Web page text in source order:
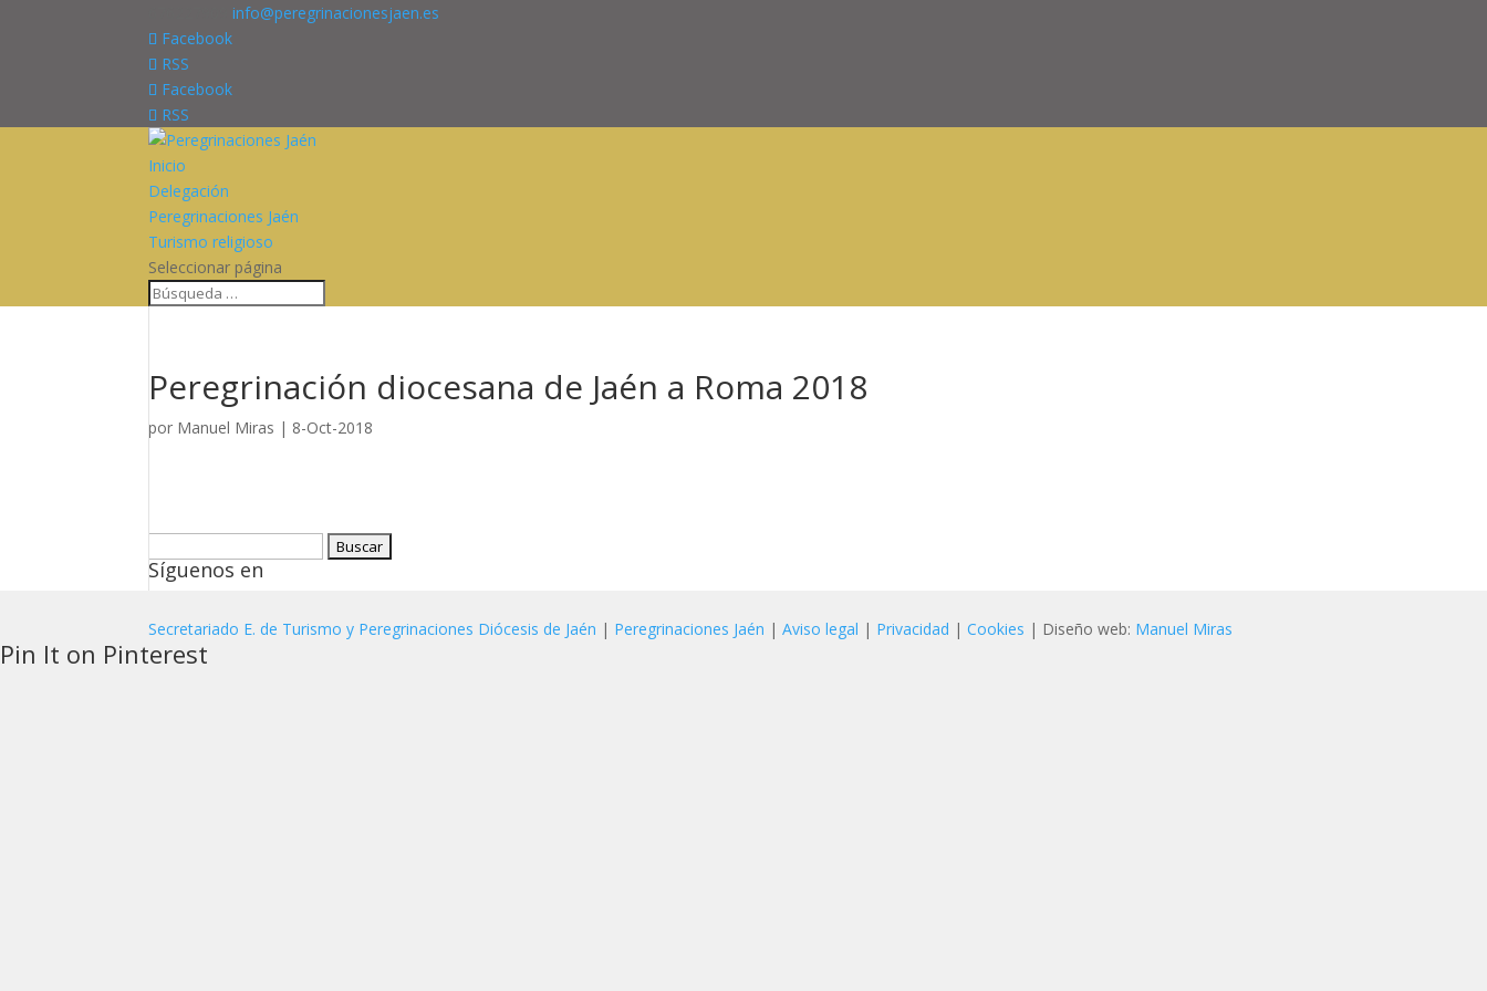
info@peregrinacionesjaen.es
Facebook
RSS
Facebook
RSS
Inicio
Delegación
Peregrinaciones Jaén
Turismo religioso
Seleccionar página
Peregrinación diocesana de Jaén a Roma 2018
por Manuel Miras | 8-Oct-2018
Síguenos en
Secretariado E. de Turismo y Peregrinaciones Diócesis de Jaén | Peregrinaciones Jaén |Aviso legal | Privacidad |Cookies | Diseño web: Manuel Miras
Pin It on Pinterest